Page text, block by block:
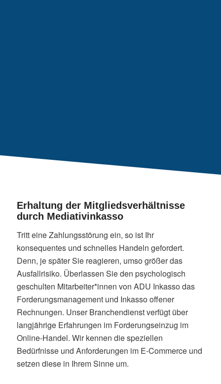
Erhaltung der Mitgliedsverhältnisse
durch Mediativinkasso
Tritt eine Zahlungsstörung ein, so ist Ihr
konsequentes und schnelles Handeln gefordert.
Denn, je später Sie reagieren, umso größer das
Ausfallrisiko. Überlassen Sie den psychologisch
geschulten Mitarbeiter*innen von ADU Inkasso das
Forderungsmanagement und Inkasso offener
Rechnungen. Unser Branchendienst verfügt über
langjährige Erfahrungen im Forderungseinzug im
Online-Handel. Wir kennen die speziellen
Bedürfnisse und Anforderungen im E-Commerce und
setzen diese in Ihrem Sinne um.